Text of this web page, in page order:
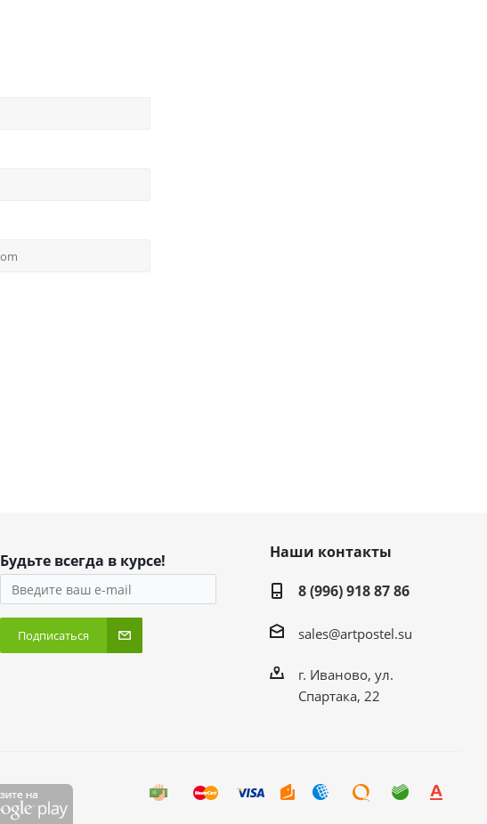
Будьте всегда в курсе!
Подписаться
Наши контакты
8 (996) 918 87 86
sales@artpostel.su
г. Иваново, ул.
Спартака, 22